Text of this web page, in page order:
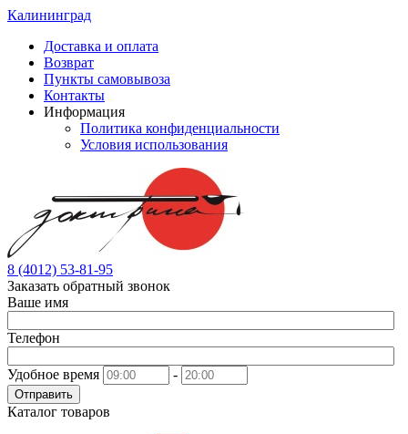
Калининград
Доставка и оплата
Возврат
Пункты самовывоза
Контакты
Информация
Политика конфиденциальности
Условия использования
8 (4012) 53-81-95
Заказать обратный звонок
Ваше имя
Телефон
Удобное время -
Отправить
Каталог товаров